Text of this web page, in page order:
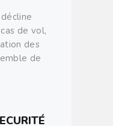
de vol,
des
de